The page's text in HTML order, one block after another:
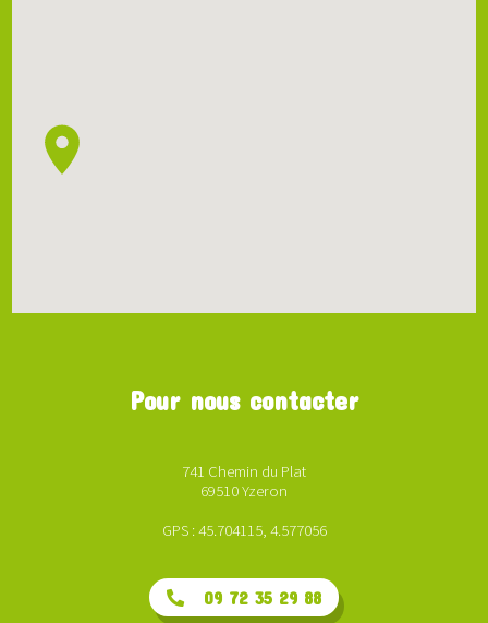
Pour nous contacter
741 Chemin du Plat
69510 Yzeron
GPS : 45.704115, 4.577056
09 72 35 29 88